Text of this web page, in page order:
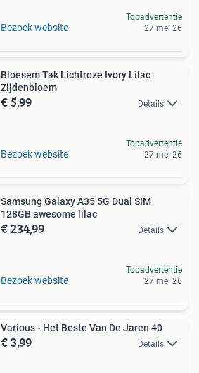
Bezoek website
Topadvertentie
27 mei 26
Bloesem Tak Lichtroze Ivory Lilac
Zijdenbloem
€ 5,99 Details
Bezoek website
Topadvertentie
27 mei 26
Samsung Galaxy A35 5G Dual SIM
128GB awesome lilac
€ 234,99 Details
Bezoek website
Topadvertentie
27 mei 26
Various - Het Beste Van De Jaren 40
€ 3,99 Details